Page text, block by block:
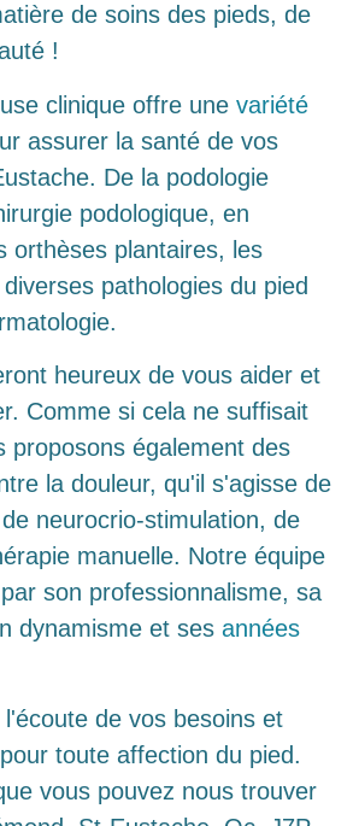
de soins des pieds, de
!
clinique offre une variété
assurer la santé de vos
De la podologie
podologique, en
orthèses plantaires, les
pathologies du pied
heureux de vous aider et
Comme si cela ne suffisait
proposons également des
la douleur, qu'il s'agisse de
neurocrio-stimulation, de
manuelle. Notre équipe
son professionnalisme, sa
dynamisme et ses années
de vos besoins et
toute affection du pied.
vous pouvez nous trouver